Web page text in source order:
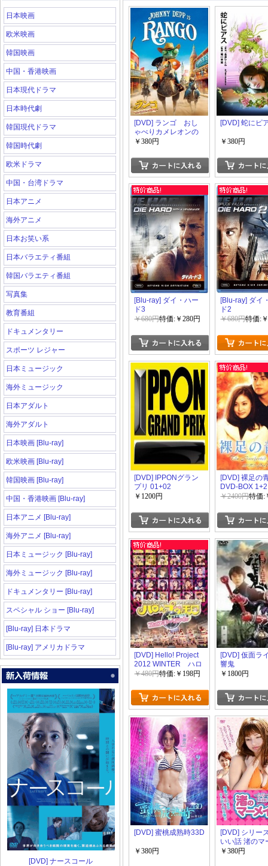
日本映画
欧米映画
韓国映画
中国・香港映画
日本現代ドラマ
日本時代劇
韓国現代ドラマ
韓国時代劇
欧米ドラマ
中国・台湾ドラマ
日本アニメ
海外アニメ
日本お笑い系
日本バラエティ番組
韓国バラエティ番組
写真集
教育番組
ドキュメンタリー
スポーツ レジャー
日本ミュージック
海外ミュージック
日本アダルト
海外アダルト
日本映画 [Blu-ray]
欧米映画 [Blu-ray]
韓国映画 [Blu-ray]
中国・香港映画 [Blu-ray]
日本アニメ [Blu-ray]
海外アニメ [Blu-ray]
日本ミュージック [Blu-ray]
海外ミュージック [Blu-ray]
ドキュメンタリー [Blu-ray]
スペシャル ショー [Blu-ray]
[Blu-ray] 日本ドラマ
[Blu-ray] アメリカドラマ
[DVD] ナースコール
[DVD] ランゴ おし
ゃべりカメレオンの
不思議な冒険
￥380円
[DVD] 蛇にピ
￥380円
[Blu-ray] ダイ・ハー
ド3
￥680円特価:￥280円
[Blu-ray] ダイ
ド2
￥680円特価:
[DVD] IPPONグラン
プリ 01+02
￥1200円
[DVD] 裸足の
DVD-BOX 1+2
￥2400円特価:
[DVD] Hello! Project
2012 WINTER ハロ
☆プロ天国~ファンキ
￥480円特価:￥198円
[DVD] 仮面ラ
響鬼
￥1800円
[DVD] 蜜桃成熟時33D
￥380円
[DVD] シリー
いい話 渚のマ
ド
￥380円